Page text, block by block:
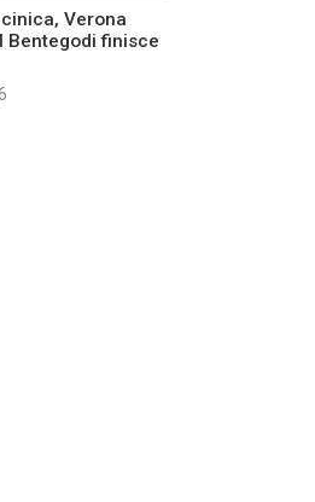
Verona
Bentegodi finisce